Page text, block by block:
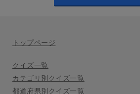
トップページ
クイズ一覧
カテゴリ別クイズ一覧
都道府県別クイズ一覧